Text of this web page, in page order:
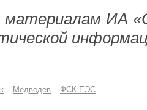
материалам ИА
Медведев ФСК ЕЭС